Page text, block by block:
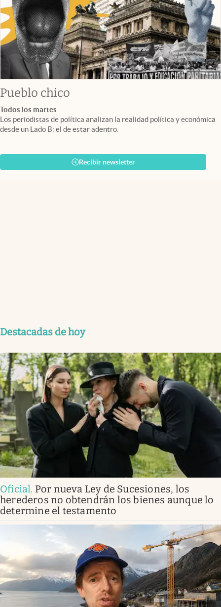
Pueblo chico
Todos los martes
Los periodistas de política analizan la realidad política y económica
desde un Lado B: el de estar adentro.
Recibir newsletter
Destacadas de hoy
Oficial. Por nueva Ley de Sucesiones, los
herederos no obtendrán los bienes aunque lo
determine el testamento